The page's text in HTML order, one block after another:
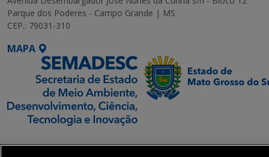
Parque dos Poderes - Campo Grande | MS
CEP.: 79031-310
MAPA